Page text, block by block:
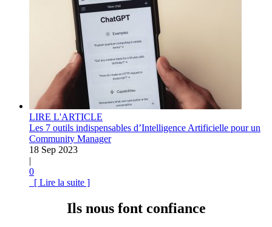
LIRE L'ARTICLE
Les 7 outils indispensables d’Intelligence Artificielle pour un
Community Manager
18 Sep 2023
|
0
[ Lire la suite ]
Ils nous font confiance